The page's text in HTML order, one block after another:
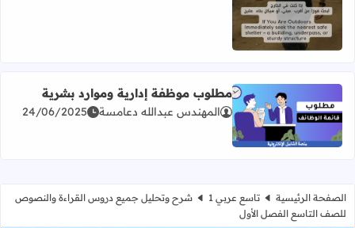
اقرأ المزيد عن مطلوب موظفة إدارية وموارد بشرية
مطلوب موظفة إدارية وموارد بشرية
المهندس عبدالله دعامسة 24/06/2025
الصفحة الرئيسية تاسع عربي 1
شرح وتحليل جميع دروس القراءة والنصوص
للصف التاسع الفصل الأول